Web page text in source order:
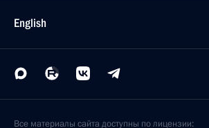
English
Все материалы сайта доступны по лицензии: